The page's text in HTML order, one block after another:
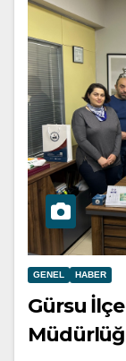
GENEL HABER
Gürsu